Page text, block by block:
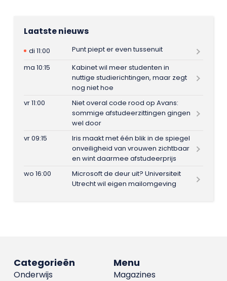
Laatste nieuws
di 11:00
Punt piept er even tussenuit
ma 10:15
Kabinet wil meer studenten in
nuttige studierichtingen, maar zegt
nog niet hoe
vr 11:00
Niet overal code rood op Avans:
sommige afstudeerzittingen gingen
wel door
vr 09:15
Iris maakt met één blik in de spiegel
onveiligheid van vrouwen zichtbaar
en wint daarmee afstudeerprijs
wo 16:00
Microsoft de deur uit? Universiteit
Utrecht wil eigen mailomgeving
Menu
Magazines
Categorieën
Onderwijs